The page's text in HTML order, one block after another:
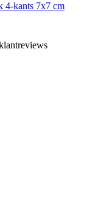
4-kants 7x7 cm